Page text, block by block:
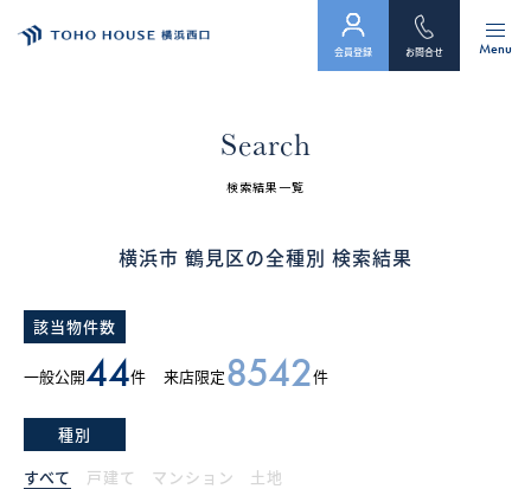
会社案内
お客様の声
Menu
お問合せ
会員登録
Search
検索結果一覧
横浜市 鶴見区の全種別 検索結果
該当物件数
一般公開44件 来店限定8542件
種別
すべて
戸建て マンション 土地